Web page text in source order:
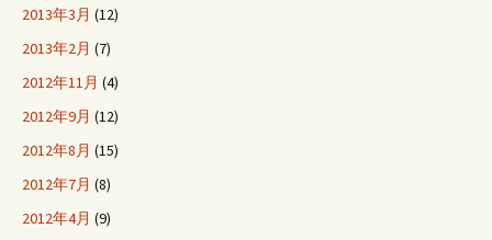
2013年3月 (12)
2013年2月 (7)
2012年11月 (4)
2012年9月 (12)
2012年8月 (15)
2012年7月 (8)
2012年4月 (9)